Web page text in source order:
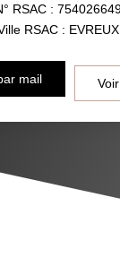
RSAC :
RSAC : EVREUX
mail